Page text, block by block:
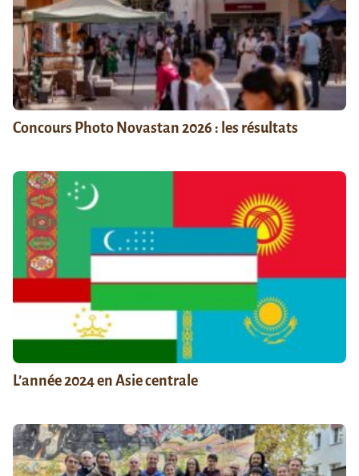
Concours Photo Novastan 2026 : les résultats
L’année 2024 en Asie centrale